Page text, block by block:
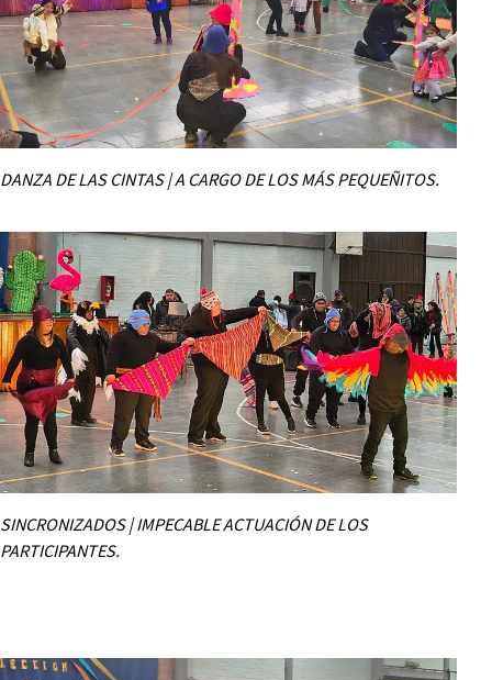
DANZA DE LAS CINTAS | A CARGO DE LOS MÁS PEQUEÑITOS.
SINCRONIZADOS | IMPECABLE ACTUACIÓN DE LOS
PARTICIPANTES.